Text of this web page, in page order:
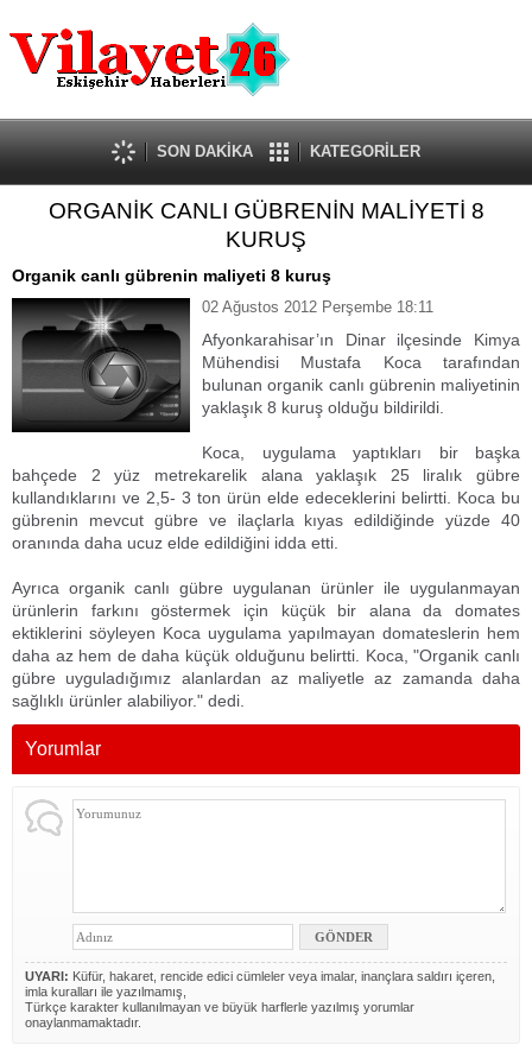
Güncel
Ekonomi
Politika
Eğitim
Spor
Kültür-Sanat
Röportaj
Tanıtım Yazısı
SON DAKİKA KATEGORİLER
ORGANİK CANLI GÜBRENİN MALİYETİ 8
KURUŞ
Organik canlı gübrenin maliyeti 8 kuruş
02 Ağustos 2012 Perşembe 18:11
Afyonkarahisar’ın Dinar ilçesinde Kimya
Mühendisi Mustafa Koca tarafından
bulunan organik canlı gübrenin maliyetinin
yaklaşık 8 kuruş olduğu bildirildi.
Koca, uygulama yaptıkları bir başka
bahçede 2 yüz metrekarelik alana yaklaşık 25 liralık gübre
kullandıklarını ve 2,5- 3 ton ürün elde edeceklerini belirtti. Koca bu
gübrenin mevcut gübre ve ilaçlarla kıyas edildiğinde yüzde 40
oranında daha ucuz elde edildiğini idda etti.
Ayrıca organik canlı gübre uygulanan ürünler ile uygulanmayan
ürünlerin farkını göstermek için küçük bir alana da domates
ektiklerini söyleyen Koca uygulama yapılmayan domateslerin hem
daha az hem de daha küçük olduğunu belirtti. Koca, "Organik canlı
gübre uyguladığımız alanlardan az maliyetle az zamanda daha
sağlıklı ürünler alabiliyor." dedi.
Yorumlar
UYARI: Küfür, hakaret, rencide edici cümleler veya imalar, inançlara saldırı içeren,
imla kuralları ile yazılmamış,
Türkçe karakter kullanılmayan ve büyük harflerle yazılmış yorumlar
onaylanmamaktadır.